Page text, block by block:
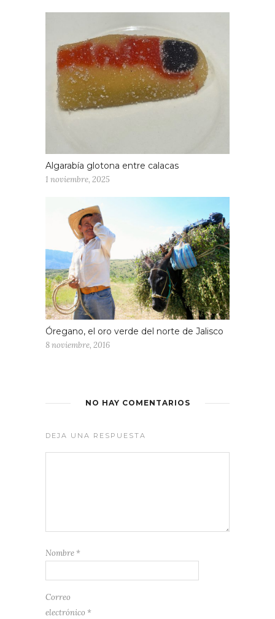
Algarabía glotona entre calacas
1 noviembre, 2025
Óregano, el oro verde del norte de Jalisco
8 noviembre, 2016
NO HAY COMENTARIOS
DEJA UNA RESPUESTA
Nombre *
Correo
electrónico *